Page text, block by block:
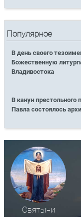
Популярное
В день своего
Божественную
Владивостока
В канун престольного
Павла состоялось
Святыни